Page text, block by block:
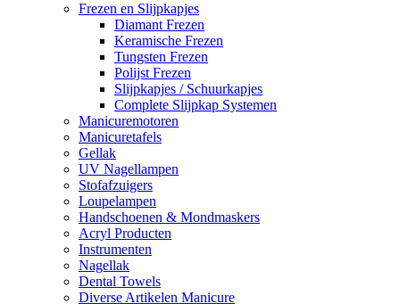
Frezen en Slijpkapjes
Diamant Frezen
Keramische Frezen
Tungsten Frezen
Polijst Frezen
Slijpkapjes / Schuurkapjes
Complete Slijpkap Systemen
Manicuremotoren
Manicuretafels
Gellak
UV Nagellampen
Stofafzuigers
Loupelampen
Handschoenen & Mondmaskers
Acryl Producten
Instrumenten
Nagellak
Dental Towels
Diverse Artikelen Manicure